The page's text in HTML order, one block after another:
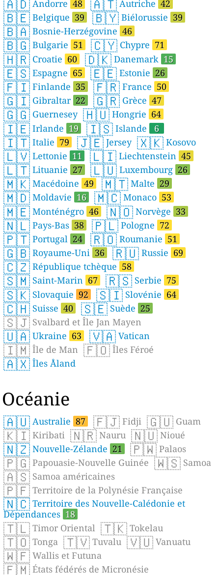
🇦🇩 Andorre 48 🇦🇹 Autriche 42
🇧🇪 Belgique 39 🇧🇾 Biélorussie 39
🇧🇦 Bosnie-Herzégovine 46
🇧🇬 Bulgarie 51 🇨🇾 Chypre 71
🇭🇷 Croatie 60 🇩🇰 Danemark 15
🇪🇸 Espagne 65 🇪🇪 Estonie 26
🇫🇮 Finlande 35 🇫🇷 France 50
🇬🇮 Gibraltar 22 🇬🇷 Grèce 47
🇬🇬 Guernesey 🇭🇺 Hongrie 64
🇮🇪 Irlande 19 🇮🇸 Islande 6
🇮🇹 Italie 79 🇯🇪 Jersey 🇽🇰 Kosovo
🇱🇻 Lettonie 11 🇱🇮 Liechtenstein 45
🇱🇹 Lituanie 27 🇱🇺 Luxembourg 26
🇲🇰 Macédoine 49 🇲🇹 Malte 29
🇲🇩 Moldavie 16 🇲🇨 Monaco 53
🇲🇪 Monténégro 46 🇳🇴 Norvège 33
🇳🇱 Pays-Bas 38 🇵🇱 Pologne 72
🇵🇹 Portugal 24 🇷🇴 Roumanie 51
🇬🇧 Royaume-Uni 36 🇷🇺 Russie 69
🇨🇿 République tchèque 58
🇸🇲 Saint-Marin 67 🇷🇸 Serbie 75
🇸🇰 Slovaquie 92 🇸🇮 Slovénie 64
🇨🇭 Suisse 40 🇸🇪 Suède 25
🇸🇯 Svalbard et Île Jan Mayen
🇺🇦 Ukraine 63 🇻🇦 Vatican
🇮🇲 Île de Man 🇫🇴 Îles Féroé
🇦🇽 Îles Åland
Océanie
🇦🇺 Australie 87 🇫🇯 Fidji 🇬🇺 Guam
🇰🇮 Kiribati 🇳🇷 Nauru 🇳🇺 Nioué
🇳🇿 Nouvelle-Zélande 21 🇵🇼 Palaos
🇵🇬 Papouasie-Nouvelle Guinée 🇼🇸 Samoa
🇦🇸 Samoa américaines
🇵🇫 Territoire de la Polynésie Française
🇳🇨 Territoire des Nouvelle-Calédonie et
Dépendances 18
🇹🇱 Timor Oriental 🇹🇰 Tokelau
🇹🇴 Tonga 🇹🇻 Tuvalu 🇻🇺 Vanuatu
🇼🇫 Wallis et Futuna
🇫🇲 États fédérés de Micronésie